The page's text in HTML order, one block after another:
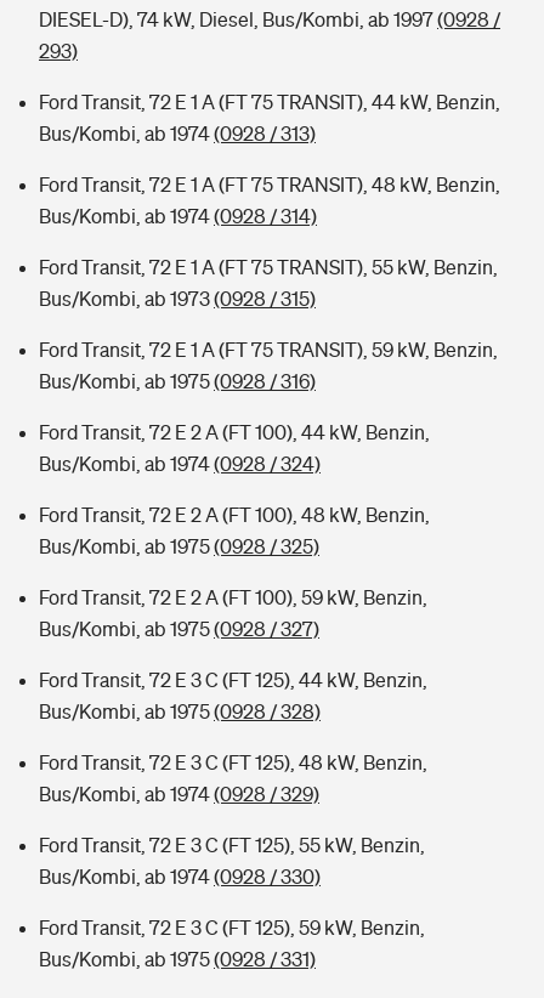
DIESEL-D), 74 kW, Diesel, Bus/Kombi, ab 1997(0928 /
293)
Ford Transit, 72 E 1 A (FT 75 TRANSIT), 44 kW, Benzin,
Bus/Kombi, ab 1974(0928 / 313)
Ford Transit, 72 E 1 A (FT 75 TRANSIT), 48 kW, Benzin,
Bus/Kombi, ab 1974(0928 / 314)
Ford Transit, 72 E 1 A (FT 75 TRANSIT), 55 kW, Benzin,
Bus/Kombi, ab 1973(0928 / 315)
Ford Transit, 72 E 1 A (FT 75 TRANSIT), 59 kW, Benzin,
Bus/Kombi, ab 1975(0928 / 316)
Ford Transit, 72 E 2 A (FT 100), 44 kW, Benzin,
Bus/Kombi, ab 1974(0928 / 324)
Ford Transit, 72 E 2 A (FT 100), 48 kW, Benzin,
Bus/Kombi, ab 1975(0928 / 325)
Ford Transit, 72 E 2 A (FT 100), 59 kW, Benzin,
Bus/Kombi, ab 1975(0928 / 327)
Ford Transit, 72 E 3 C (FT 125), 44 kW, Benzin,
Bus/Kombi, ab 1975(0928 / 328)
Ford Transit, 72 E 3 C (FT 125), 48 kW, Benzin,
Bus/Kombi, ab 1974(0928 / 329)
Ford Transit, 72 E 3 C (FT 125), 55 kW, Benzin,
Bus/Kombi, ab 1974(0928 / 330)
Ford Transit, 72 E 3 C (FT 125), 59 kW, Benzin,
Bus/Kombi, ab 1975(0928 / 331)